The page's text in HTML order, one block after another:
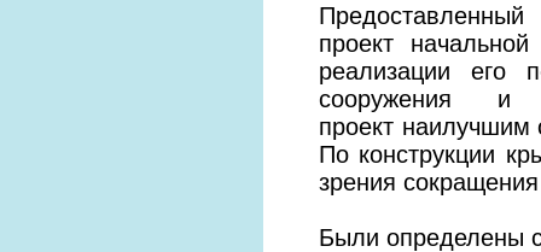
проект
реализации его
сооружения и
проект наилучшим
По конструкции
зрения
Были определены